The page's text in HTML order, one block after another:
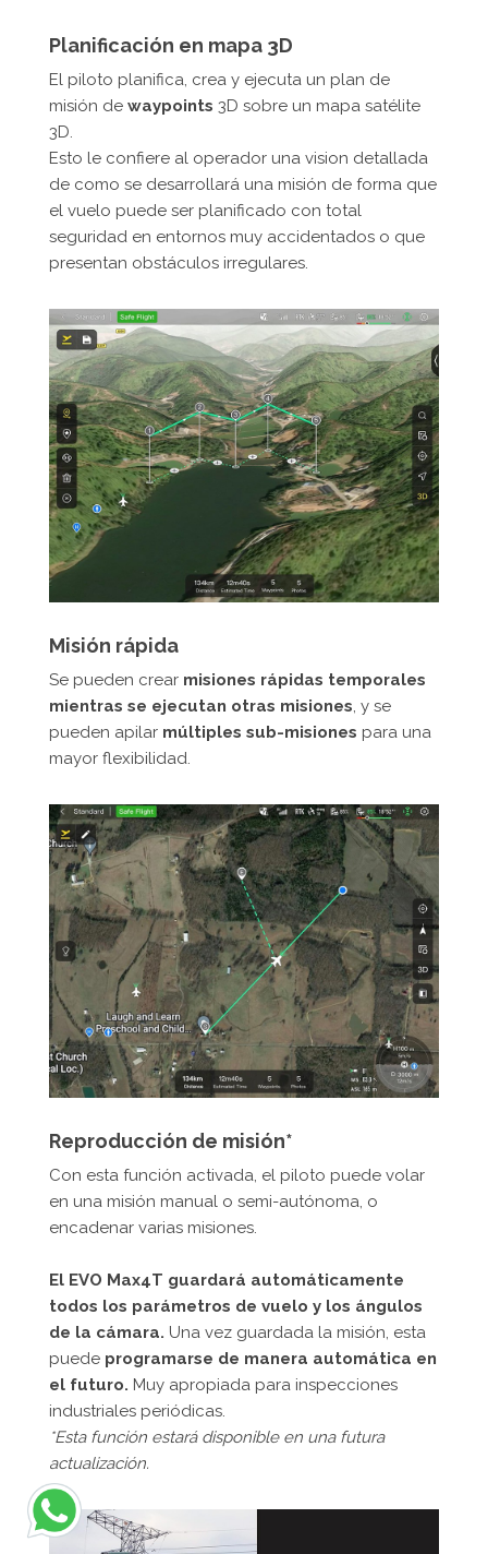
Planificación en mapa 3D
El piloto planifica, crea y ejecuta un plan de
misión de waypoints 3D sobre un mapa satélite
3D.
Esto le confiere al operador una vision detallada
de como se desarrollará una misión de forma que
el vuelo puede ser planificado con total
seguridad en entornos muy accidentados o que
presentan obstáculos irregulares.
Misión rápida
Se pueden crear misiones rápidas temporales
mientras se ejecutan otras misiones, y se
pueden apilar múltiples sub-misiones para una
mayor flexibilidad.
Reproducción de misión*
Con esta función activada, el piloto puede volar
en una misión manual o semi-autónoma, o
encadenar varias misiones.
El EVO Max4T guardará automáticamente
todos los parámetros de vuelo y los ángulos
de la cámara. Una vez guardada la misión, esta
puede programarse de manera automática en
el futuro. Muy apropiada para inspecciones
industriales periódicas.
*Esta función estará disponible en una futura
actualización.